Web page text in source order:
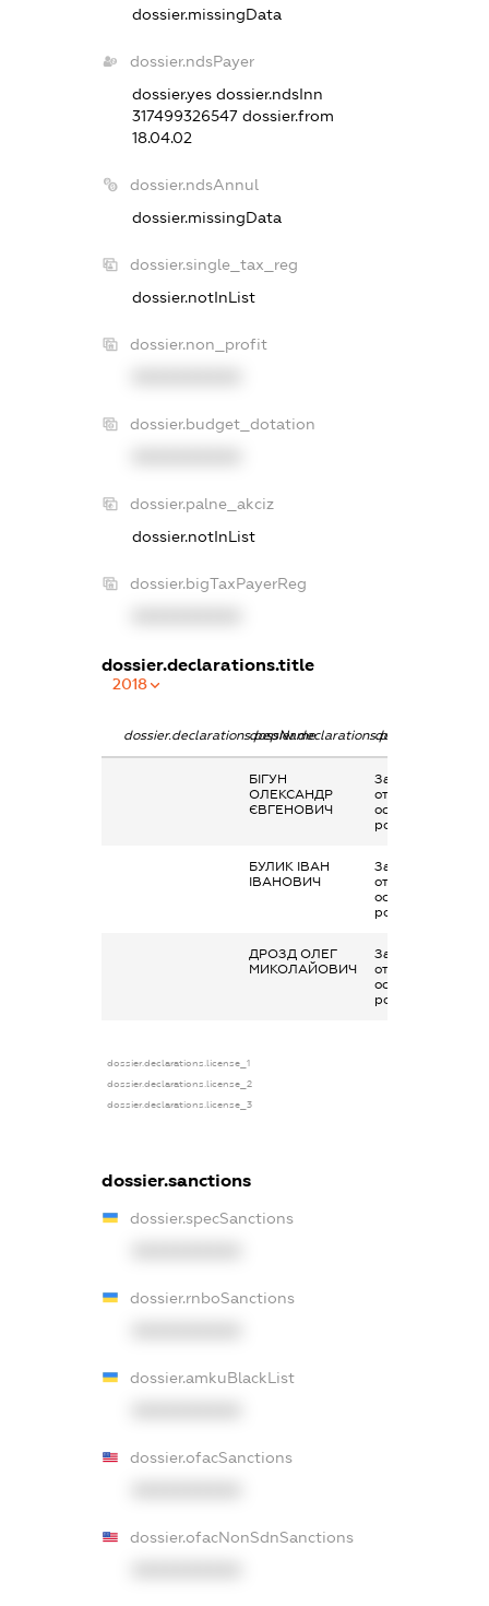
dossier.missingData
dossier.ndsPayer
dossier.yes dossier.ndsInn
317499326547 dossier.from
18.04.02
dossier.ndsAnnul
dossier.missingData
dossier.single_tax_reg
dossier.notInList
dossier.non_profit
dossier.budget_dotation
dossier.palne_akciz
dossier.notInList
dossier.bigTaxPayerReg
dossier.declarations.title
2018
dossier.declarations.pepNamedossier.declarations.personName
БІГУН
ОЛЕКСАНДР
ЄВГЕНОВИЧ
Заробітна плата
отримана за
основним місцем
роботи
БУЛИК ІВАН
ІВАНОВИЧ
Заробітна плата
отримана за
основним місцем
роботи
ДРОЗД ОЛЕГ
МИКОЛАЙОВИЧ
Заробітна плата
отримана за
основним місцем
роботи
dossier.declarations.license_1
dossier.declarations.license_2
dossier.declarations.license_3
dossier.sanctions
dossier.specSanctions
dossier.rnboSanctions
dossier.amkuBlackList
dossier.ofacSanctions
dossier.ofacNonSdnSanctions